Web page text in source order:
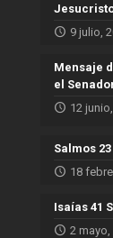
9 julio,
Mensaje
el
12
Salmos
18
Isaías 41
2 mayo,